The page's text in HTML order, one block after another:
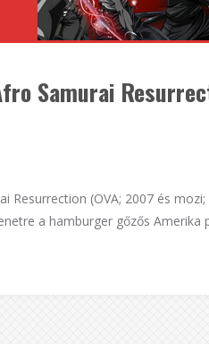
Samurai
Resurrection (OVA; 2007 és
a hamburger gőzős